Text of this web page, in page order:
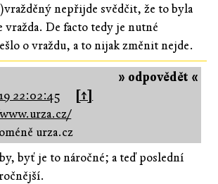
nepřijde svědčit, že to byla
vražda. De facto tedy je nutné
o vraždu, a to nijak změnit nejde.
» odpovědět «
22:02:45
[↑]
urza.cz
byť je to náročné; a teď poslední